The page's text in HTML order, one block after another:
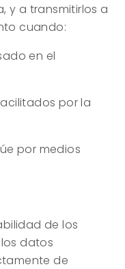
y a transmitirlos a
cuando:
en el
por la
por medios
de los
datos
de